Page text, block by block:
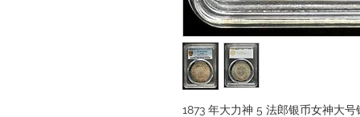
1873 年大力神 5 法郎银币女神大